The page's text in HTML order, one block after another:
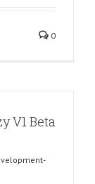
0
V1 Beta